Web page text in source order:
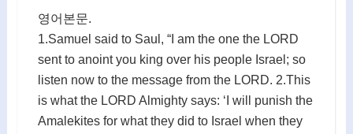
영어본문.
1.Samuel said to Saul, “I am the one the LORD
sent to anoint you king over his people Israel; so
listen now to the message from the LORD. 2.This
is what the LORD Almighty says: ‘I will punish the
Amalekites for what they did to Israel when they